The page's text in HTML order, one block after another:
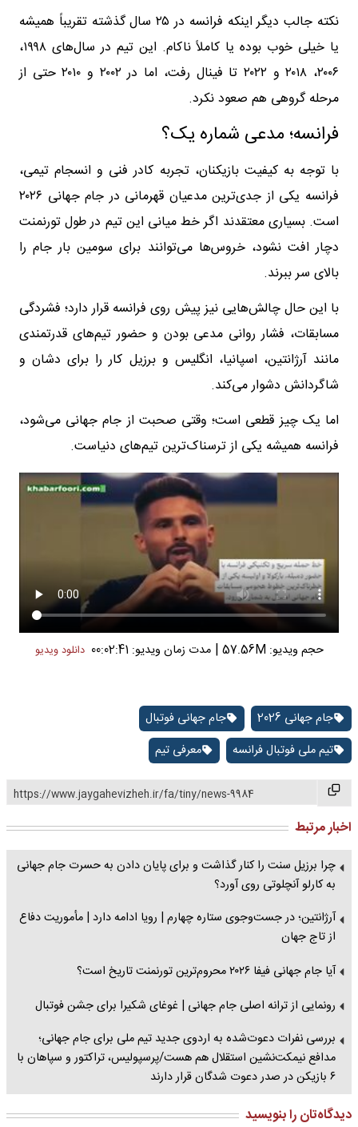
نکته جالب دیگر اینکه فرانسه در ۲۵ سال گذشته تقریباً همیشه
یا خیلی خوب بوده یا کاملاً ناکام. این تیم در سال‌های ۱۹۹۸،
۲۰۰۶، ۲۰۱۸ و ۲۰۲۲ تا فینال رفت، اما در ۲۰۰۲ و ۲۰۱۰ حتی از
مرحله گروهی هم صعود نکرد.
فرانسه؛ مدعی شماره یک؟
با توجه به کیفیت بازیکنان، تجربه کادر فنی و انسجام تیمی،
فرانسه یکی از جدی‌ترین مدعیان قهرمانی در جام جهانی ۲۰۲۶
است. بسیاری معتقدند اگر خط میانی این تیم در طول تورنمنت
دچار افت نشود، خروس‌ها می‌توانند برای سومین بار جام را
بالای سر ببرند.
با این حال چالش‌هایی نیز پیش روی فرانسه قرار دارد؛ فشردگی
مسابقات، فشار روانی مدعی بودن و حضور تیم‌های قدرتمندی
مانند آرژانتین، اسپانیا، انگلیس و برزیل کار را برای دشان و
شاگردانش دشوار می‌کند.
اما یک چیز قطعی است؛ وقتی صحبت از جام جهانی می‌شود،
فرانسه همیشه یکی از ترسناک‌ترین تیم‌های دنیاست.
حجم ویدیو: 57.56M |مدت زمان ویدیو: 00:02:41 دانلود ویدیو
جام جهانی 2026
جام جهانی فوتبال
تیم ملی فوتبال فرانسه
معرفی تیم
https://www.jaygahevizheh.ir/fa/tiny/news-9984
اخبار مرتبط
چرا برزیل سنت را کنار گذاشت و برای پایان دادن به حسرت جام جهانی
به کارلو آنچلوتی روی آورد؟
آرژانتین؛ در جست‌وجوی ستاره چهارم | رویا ادامه دارد | مأموریت دفاع
از تاج جهان
آیا جام جهانی فیفا ۲۰۲۶ محروم‌ترین تورنمنت تاریخ است؟
رونمایی از ترانه اصلی جام جهانی | غوغای شکیرا برای جشن فوتبال
بررسی نفرات دعوت‌شده به اردوی جدید تیم ملی برای جام جهانی؛
مدافع نیمکت‌نشین استقلال هم هست/پرسپولیس، تراکتور و سپاهان با
۶ بازیکن در صدر دعوت شدگان قرار دارند
دیدگاه‌تان را بنویسید